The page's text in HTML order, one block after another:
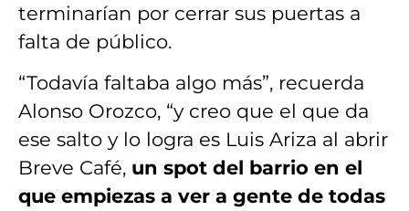
terminarían por cerrar sus puertas a
falta de público.
“Todavía faltaba algo más”, recuerda
Alonso Orozco, “y creo que el que da
ese salto y lo logra es Luis Ariza al abrir
Breve Café, un spot del barrio en el
que empiezas a ver a gente de todas